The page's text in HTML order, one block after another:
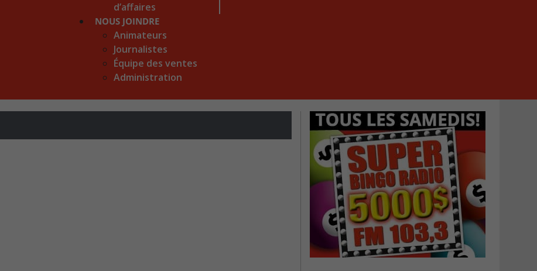
d’affaires
NOUS JOINDRE
Animateurs
Journalistes
Équipe des ventes
Administration